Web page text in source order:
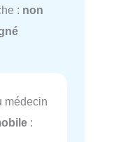
: non
médecin
: